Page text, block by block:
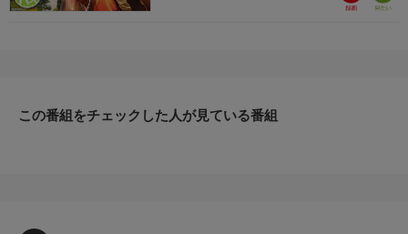
この番組をチェックした人が見ている番組